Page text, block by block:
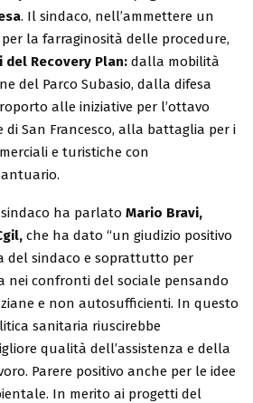
. Il sindaco, nell’ammettere un
la farraginosità delle procedure,
Recovery Plan: dalla mobilità
del Parco Subasio, dalla difesa
alle iniziative per l’ottavo
San Francesco, alla battaglia per i
e turistiche con
sindaco ha parlato Mario Bravi,
che ha dato “un giudizio positivo
del sindaco e soprattutto per
nei confronti del sociale pensando
e non autosufficienti. In questo
sanitaria riuscirebbe
qualità dell’assistenza e della
Parere positivo anche per le idee
In merito ai progetti del